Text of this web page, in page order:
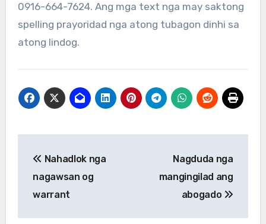
0916-664-7624. Ang mga text nga may saktong
spelling prayoridad nga atong tubagon dinhi sa
atong lindog.
navigation
Nahadlok nga
nagawsan og
warrant
Nagduda nga
mangingilad ang
abogado